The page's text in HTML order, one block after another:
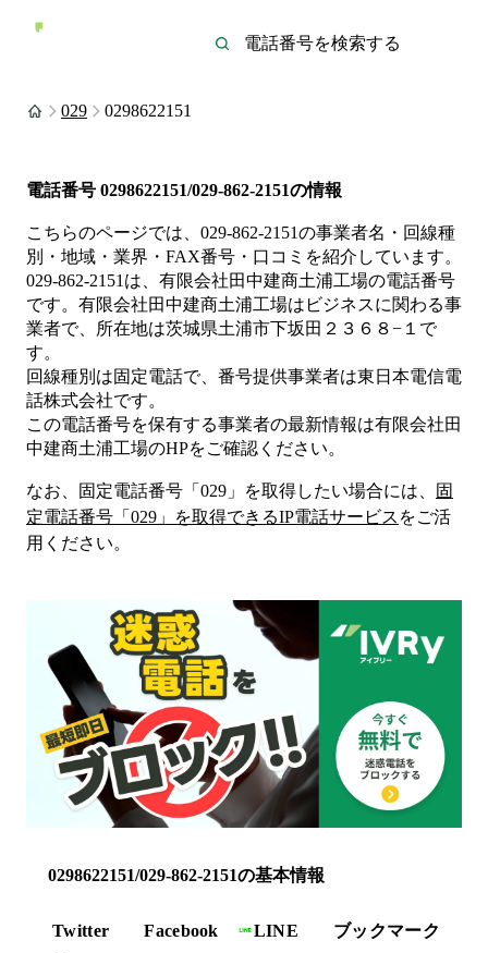
029 0298622151
電話番号 0298622151/029-862-2151の情報
こちらのページでは、 029-862-2151の事業者名・回線種
別・地域・業界・FAX番号・口コミを紹介しています。
029-862-2151 は、 有限会社田中建商土浦工場の電話番号
です。 有限会社田中建商土浦工場は ビジネスに関わる事
業者で、所在地は茨城県土浦市下坂田２３６８−１ で
す。
回線種別は固定電話で、番号提供事業者は東日本電信電
話株式会社です。
この電話番号を保有する事業者の最新情報は有限会社田
中建商土浦工場のHPをご確認ください。
なお、固定電話番号「 029 」を取得したい場合には、
固
定電話番号「 029 」を取得できるIP電話サービス をご活
用ください。
0298622151/029-862-2151の基本情報
Twitter Facebook LINE
ブックマーク